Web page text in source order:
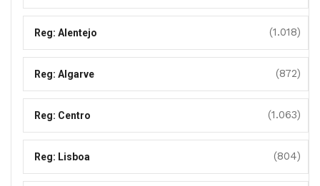
Reg: Alentejo (1.018)
Reg: Algarve (872)
Reg: Centro (1.063)
Reg: Lisboa (804)